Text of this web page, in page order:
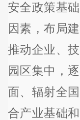
安全政策基
因素，布局
推动企业、
园区集中，
面、辐射全
合产业基础